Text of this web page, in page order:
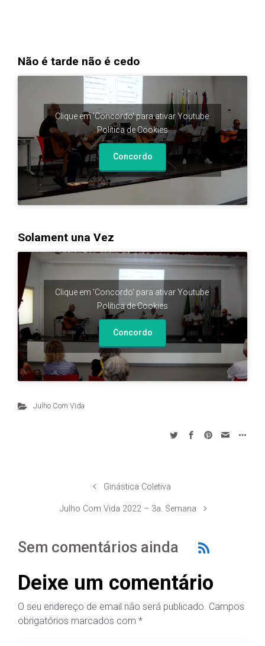
Não é tarde não é cedo
Clique em 'Concordo' para ativar Youtube
Política de Cookies
Concordo
Solament una Vez
Clique em 'Concordo' para ativar Youtube
Política de Cookies
Concordo
Julho Com Vida
Ginástica Coletiva
Julho Com Vida 2022 – 3a. Semana
Sem comentários ainda
Deixe um comentário
O seu endereço de email não será publicado. Campos
obrigatórios marcados com *